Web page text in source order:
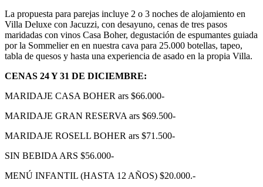
La propuesta para parejas incluye 2 o 3 noches de alojamiento en
Villa Deluxe con Jacuzzi, con desayuno, cenas de tres pasos
maridadas con vinos Casa Boher, degustación de espumantes guiada
por la Sommelier en en nuestra cava para 25.000 botellas, tapeo,
tabla de quesos y hasta una experiencia de asado en la propia Villa.
CENAS 24 Y 31 DE DICIEMBRE:
MARIDAJE CASA BOHER ars $66.000-
MARIDAJE GRAN RESERVA ars $69.500-
MARIDAJE ROSELL BOHER ars $71.500-
SIN BEBIDA ARS $56.000-
MENÚ INFANTIL (HASTA 12 AÑOS) $20.000.-